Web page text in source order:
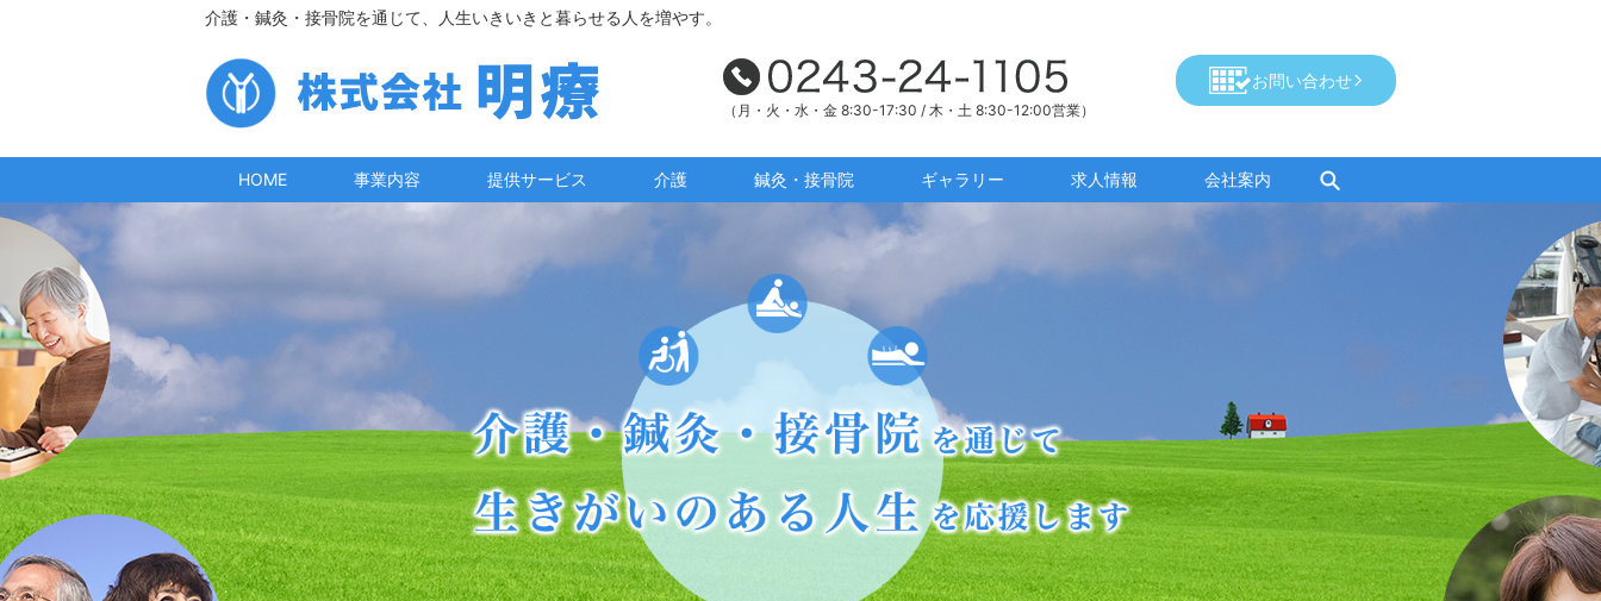
介護・鍼灸・接骨院を通じて、人生いきいきと暮らせる人を増やす。
お問い合わせ
（月・火・水・金 8:30-17:30 / 木・土 8:30-12:00営業）
HOME 事業内容 提供サービス 介護 鍼灸・接骨院 ギャラリー 求人情報 会社案内 search